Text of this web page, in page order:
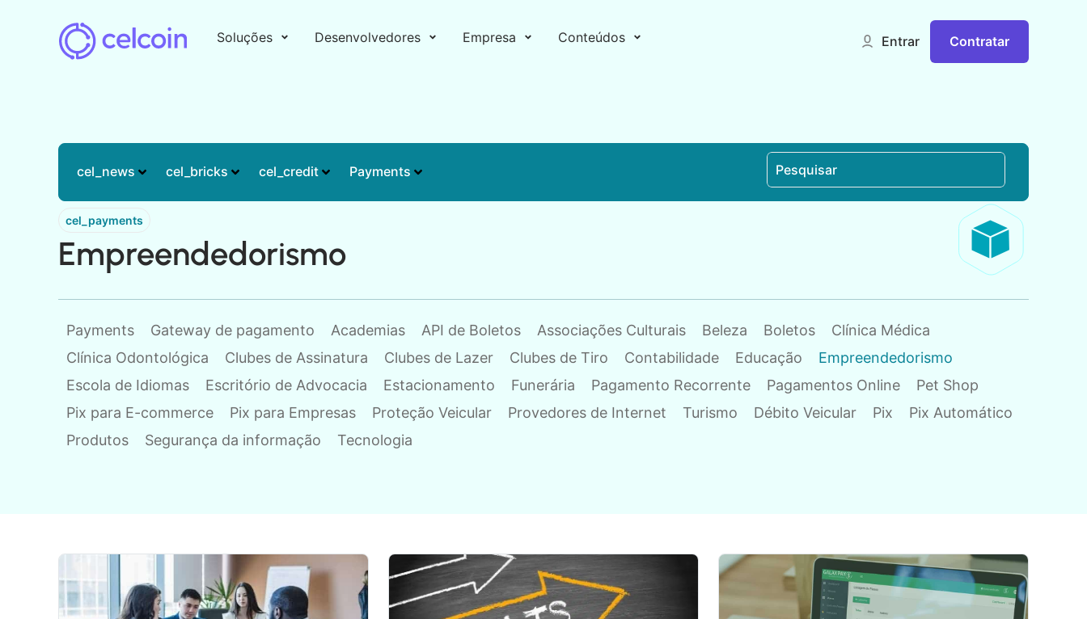
Soluções Desenvolvedores Empresa Conteúdos Entrar Contratar
cel_news cel_bricks cel_credit Payments
cel_payments
Empreendedorismo
Payments Gateway de pagamento Academias API de Boletos Associações Culturais Beleza Boletos
Clínica Médica
Clínica Odontológica
Clubes de Assinatura Clubes de Lazer Clubes de Tiro Contabilidade Educação
Empreendedorismo
Escola de Idiomas
Escritório de Advocacia Estacionamento Funerária Pagamento Recorrente Pagamentos Online
Pet Shop
Pix para E-commerce
Pix para Empresas Proteção Veicular Provedores de Internet Turismo Débito Veicular Pix
Pix Automático
Produtos
Segurança da informação Tecnologia